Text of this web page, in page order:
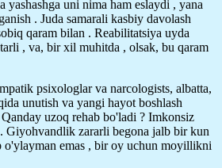
yashashga uni nima ham eslaydi , yana
. Juda samarali kasbiy davolash
qaram bilan . Reabilitatsiya uyda
, va, bir xil muhitda , olsak, bu qaram
psixologlar va narcologists, albatta,
unutish va yangi hayot boshlash
uzoq rehab bo'ladi ? Imkonsiz
Giyohvandlik zararli begona jalb bir kun
o'ylayman emas , bir oy uchun moyillikni